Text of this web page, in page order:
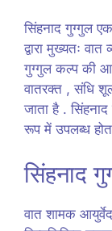
सिंहनाद गुग्गुल
द्वारा मुख्यतः
गुग्गुल कल्प की
वातरक्त , संधि
जाता है .
रूप में उपलब्ध
सिंहनाद
वात शामक